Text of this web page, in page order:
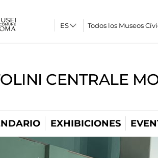
Todos los Museos
CENTRALE
EXHIBICIONES